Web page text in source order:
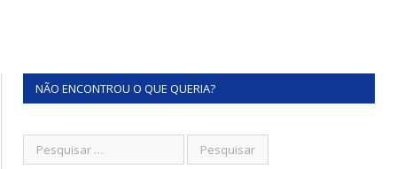
NÃO ENCONTROU O QUE QUERIA?